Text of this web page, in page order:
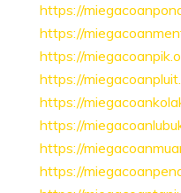
https://
https://
https://
https://
https://
https://
https://
https://